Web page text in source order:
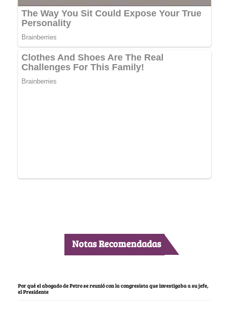
Notas Recomendadas
Por qué el abogado de Petro se reunió con la congresista que investigaba a su jefe,
el Presidente